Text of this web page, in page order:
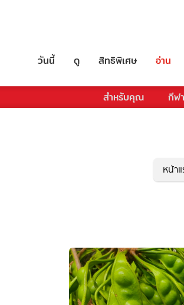
วันนี้ ดู สิทธิพิเศษ อ่าน
สำหรับคุณ กีฬา
หน้า